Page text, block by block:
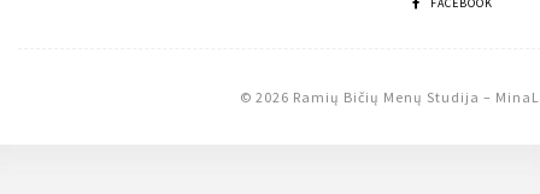
© 2026 Ramių Bičių Menų Studija –